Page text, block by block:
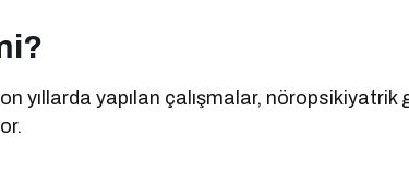
yıllarda yapılan çalışmalar, nöropsikiyatrik